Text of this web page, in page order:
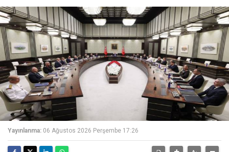
Yayınlanma: 06 Ağustos 2026 Perşembe 17:26